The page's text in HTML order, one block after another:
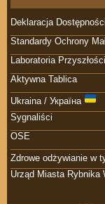
Deklaracja Dostępności
Standardy Ochrony
Laboratoria
Aktywna Tablica
Ukraina / Україна
Sygnaliści
OSE
Zdrowe odżywianie w
Urząd Miasta Rybnika